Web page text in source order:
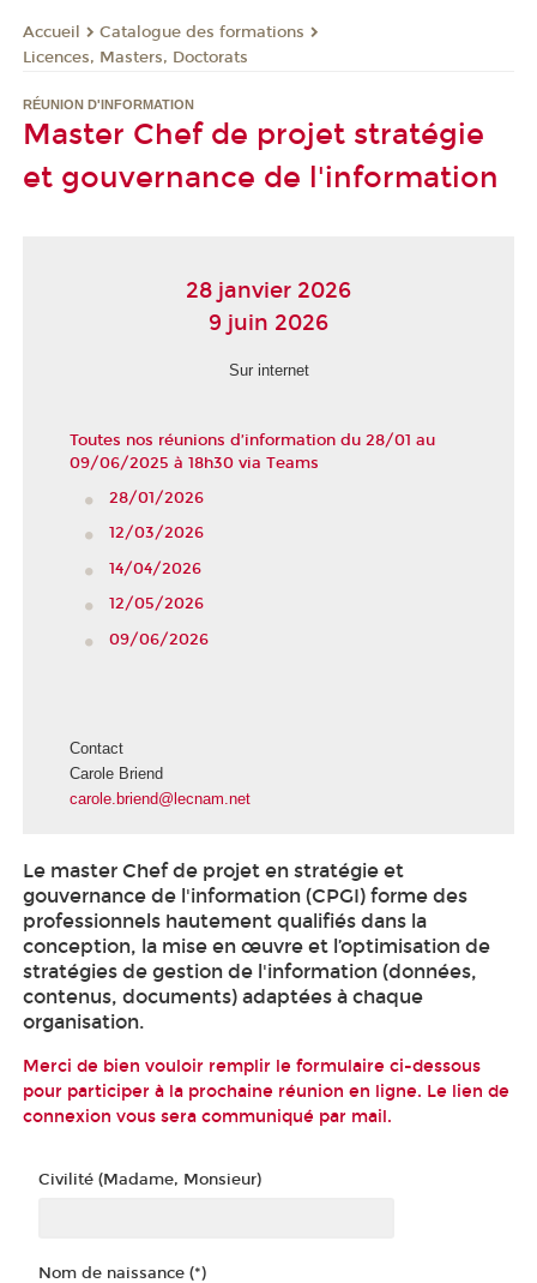
Accueil
Catalogue des formations
Licences, Masters, Doctorats
RÉUNION D'INFORMATION
Master Chef de projet stratégie
et gouvernance de l'information
28 janvier 2026
9 juin 2026
Sur internet
Toutes nos réunions d’information du 28/01 au
09/06/2025 à 18h30 via Teams
28/01/2026
12/03/2026
14/04/2026
12/05/2026
09/06/2026
Contact
Carole Briend
carole.briend@lecnam.net
Le master Chef de projet en stratégie et
gouvernance de l'information (CPGI) forme des
professionnels hautement qualifiés dans la
conception, la mise en œuvre et l’optimisation de
stratégies de gestion de l'information (données,
contenus, documents) adaptées à chaque
organisation.
Merci de bien vouloir remplir le formulaire ci-dessous
pour participer à la prochaine réunion en ligne. Le lien de
connexion vous sera communiqué par mail.
Civilité (Madame, Monsieur)
Nom de naissance (*)